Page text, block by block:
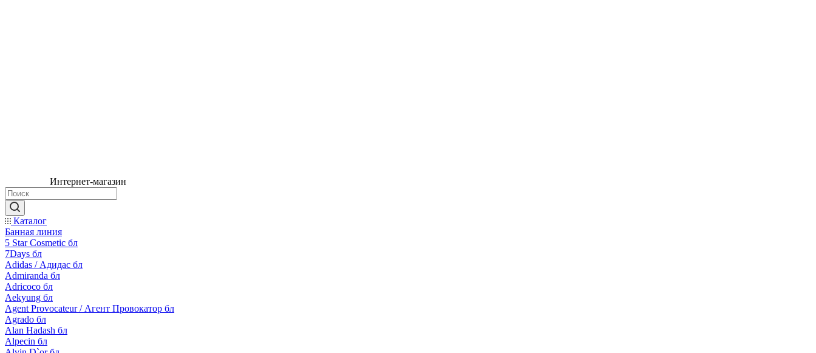
Интернет-магазин
Каталог
Банная линия
5 Star Cosmetic бл
7Days бл
Adidas / Адидас бл
Admiranda бл
Adricoco бл
Aekyung бл
Agent Provocateur / Агент Провокатор бл
Agrado бл
Alan Hadash бл
Alpecin бл